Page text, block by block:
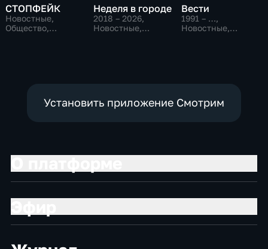
СТОПФЕЙК
Новостные,
Общество,
Неделя в городе
2018 – 2026,
Новостные,
Вести
1991 – …,
Новостные,
Установить приложение Смотрим